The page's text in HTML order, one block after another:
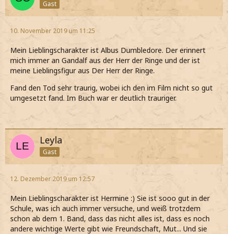
Gast
10. November 2019 um 11:25
Mein Lieblingscharakter ist Albus Dumbledore. Der erinnert
mich immer an Gandalf aus der Herr der Ringe und der ist
meine Lieblingsfigur aus Der Herr der Ringe.
Fand den Tod sehr traurig, wobei ich den im Film nicht so gut
umgesetzt fand. Im Buch war er deutlich trauriger.
Leyla
Gast
12. Dezember 2019 um 12:57
Mein Lieblingscharakter ist Hermine :) Sie ist sooo gut in der
Schule, was ich auch immer versuche, und weiß trotzdem
schon ab dem 1. Band, dass das nicht alles ist, dass es noch
andere wichtige Werte gibt wie Freundschaft, Mut... Und sie